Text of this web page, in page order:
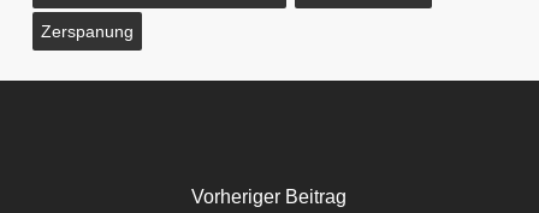
Zerspanung
Vorheriger Beitrag